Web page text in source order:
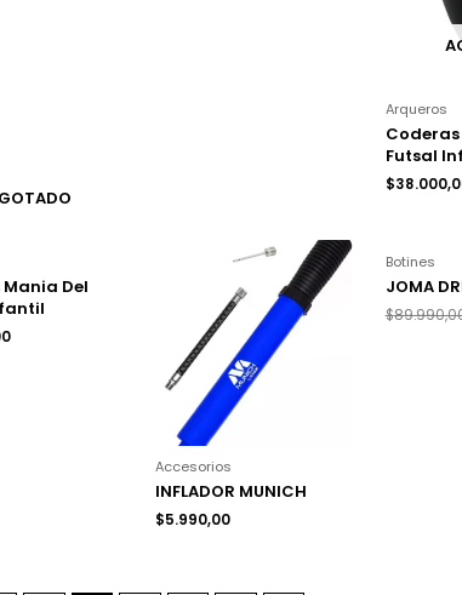
Arqueros
Futsal
$
Del
Accesorios
INFLADOR MUNICH
$5.990,00
Botines
JOMA
$